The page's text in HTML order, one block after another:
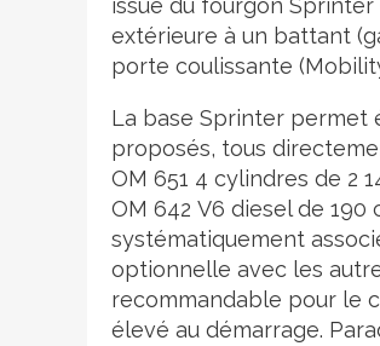
issue du fourgon
extérieure à un battant
porte coulissante
La base Sprinter permet
proposés, tous
OM 651 4 cylindres de 2
OM 642 V6 diesel de
systématiquement
optionnelle avec les
recommandable pour le
élevé au démarrage.